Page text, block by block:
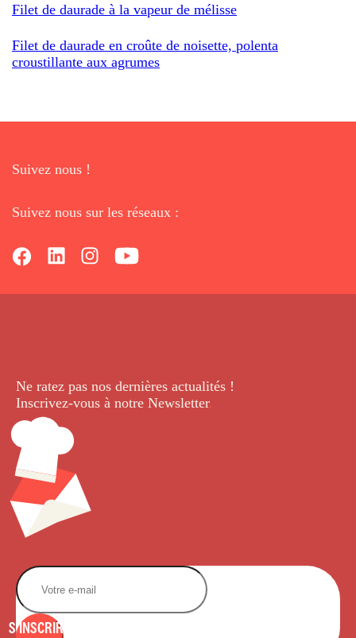
Filet de daurade à la vapeur de mélisse
Filet de daurade en croûte de noisette, polenta
croustillante aux agrumes
Suivez nous !
Suivez nous sur les réseaux :
Ne ratez pas nos dernières actualités !
Inscrivez-vous à notre Newsletter.
S'INSCRIRE